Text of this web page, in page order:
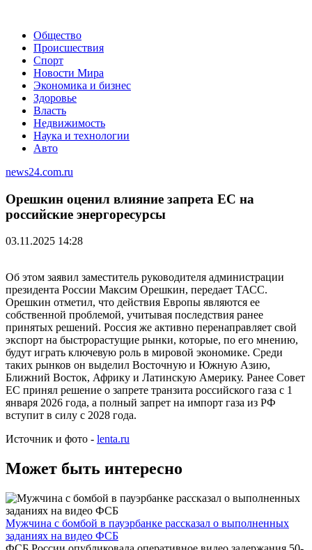
Общество
Происшествия
Спорт
Новости Мира
Экономика и бизнес
Здоровье
Власть
Недвижимость
Наука и технологии
Авто
news24.com.ru
Орешкин оценил влияние запрета ЕС на
российские энергоресурсы
03.11.2025 14:28
Об этом заявил заместитель руководителя администрации
президента России Максим Орешкин, передает ТАСС.
Орешкин отметил, что действия Европы являются ее
собственной проблемой, учитывая последствия ранее
принятых решений. Россия же активно перенаправляет свой
экспорт на быстрорастущие рынки, которые, по его мнению,
будут играть ключевую роль в мировой экономике. Среди
таких рынков он выделил Восточную и Южную Азию,
Ближний Восток, Африку и Латинскую Америку. Ранее Совет
ЕС принял решение о запрете транзита российского газа с 1
января 2026 года, а полный запрет на импорт газа из РФ
вступит в силу с 2028 года.
Источник и фото - lenta.ru
Может быть интересно
Мужчина с бомбой в пауэрбанке рассказал о выполненных
заданиях на видео ФСБ